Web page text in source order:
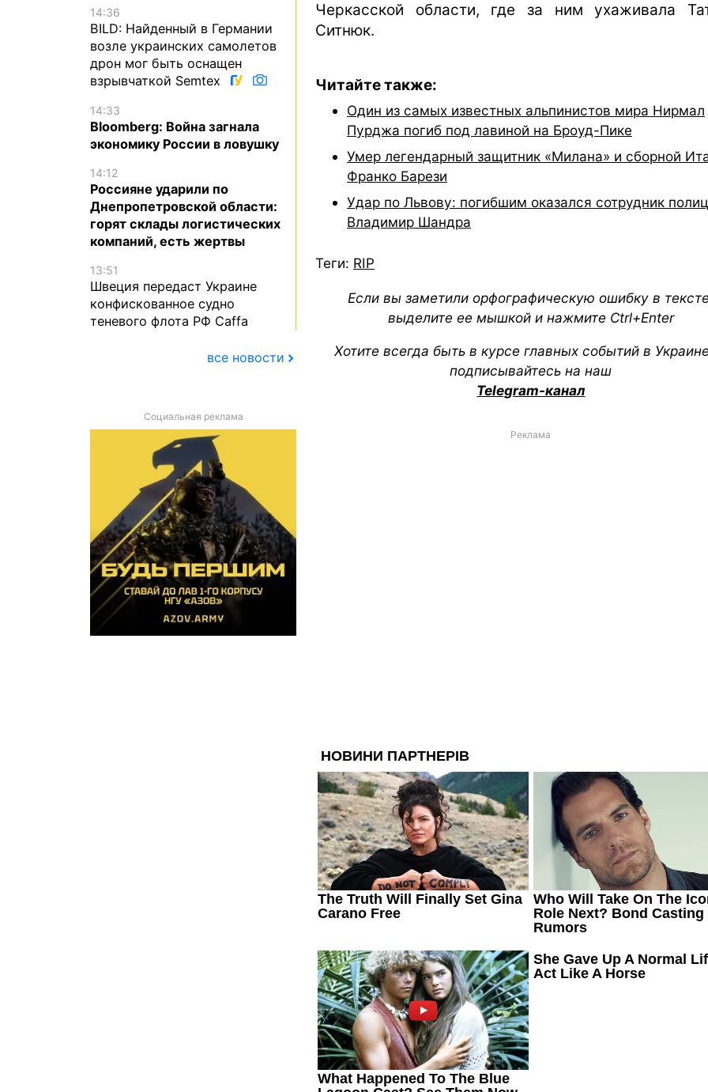
Черкасской области, где за ним ухаживала
Ситнюк.
Читайте также:
Один из самых известных альпинистов мира Нирмал
Пурджа погиб под лавиной на Броуд-Пике
Умер легендарный защитник «Милана» и сборной
Франко Барези
Удар по Львову: погибшим оказался сотрудник
Владимир Шандра
Теги: RIP
Если вы заметили орфографическую ошибку в
выделите ее мышкой и нажмите Ctrl+Enter
Хотите всегда быть в курсе главных событий в
подписывайтесь на наш
Telegram-канал
Реклама
14:36
BILD: Найденный в Германии
возле украинских самолетов
дрон мог быть оснащен
взрывчаткой Semtex
14:33
Bloomberg: Война загнала
экономику России в ловушку
14:12
Россияне ударили по
Днепропетровской области:
горят склады логистических
компаний, есть жертвы
13:51
Швеция передаст Украине
конфискованное судно
теневого флота РФ Caffa
все новости
Социальная реклама